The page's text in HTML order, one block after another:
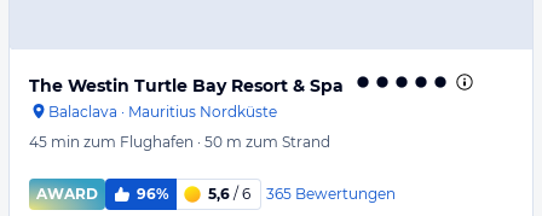
The Westin Turtle Bay Resort & Spa
Balaclava · Mauritius Nordküste
45 min zum Flughafen · 50 m zum Strand
AWARD 96% 5,6 / 6 365 Bewertungen